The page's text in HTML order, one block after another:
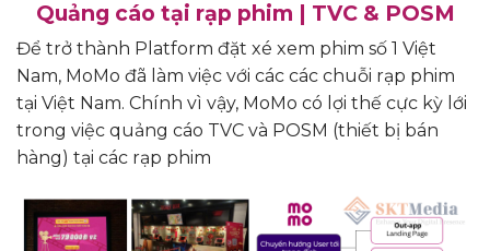
Quảng cáo tại rạp phim | TVC & POSM
Để trở thành Platform đặt xé xem phim số 1 Việt
Nam, MoMo đã làm việc với các các chuỗi rạp phim
tại Việt Nam. Chính vì vậy, MoMo có lợi thế cực kỳ lới
trong việc quảng cáo TVC và POSM (thiết bị bán
hàng) tại các rạp phim